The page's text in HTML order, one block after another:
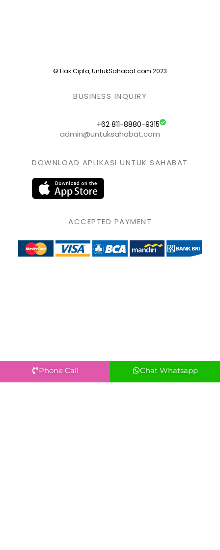
© Hak Cipta, UntukSahabat.com 2023
BUSINESS INQUIRY
+62 811-8880-9315
admin@untuksahabat.com
DOWNLOAD APLIKASI UNTUK SAHABAT
ACCEPTED PAYMENT
Phone Call Chat Whatsapp